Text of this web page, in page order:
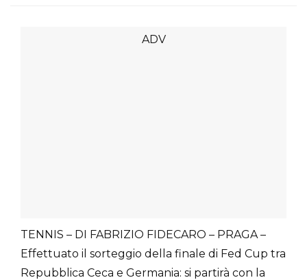
TENNIS – DI FABRIZIO FIDECARO – PRAGA –
Effettuato il sorteggio della finale di Fed Cup tra
Repubblica Ceca e Germania: si partirà con la